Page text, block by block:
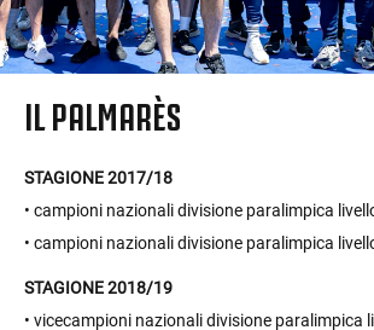
IL PALMARÈS
STAGIONE 2017/18
• campioni nazionali divisione paralimpica
• campioni nazionali divisione paralimpica
STAGIONE 2018/19
• vicecampioni nazionali divisione paralimpica